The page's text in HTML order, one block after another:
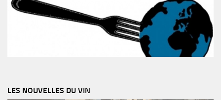
LES NOUVELLES DU VIN